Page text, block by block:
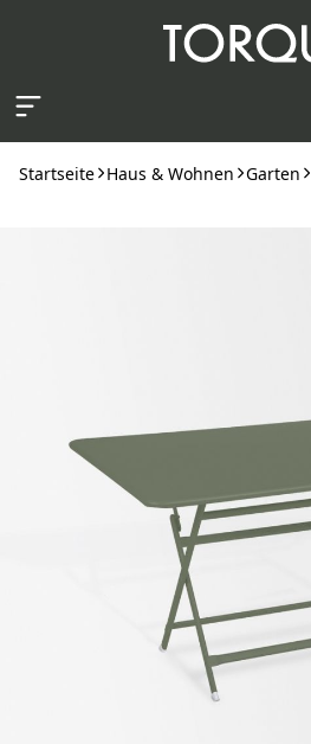
Startseite Haus & Wohnen Garten